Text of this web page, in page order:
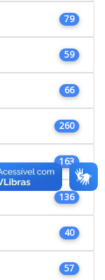
79
59
66
260
163
136
40
57